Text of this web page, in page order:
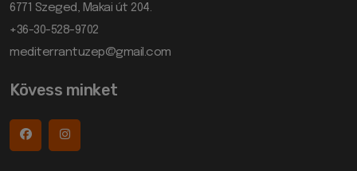
6771 Szeged, Makai út 204.
+36-30-528-9702
mediterrantuzep@gmail.com
Kövess minket